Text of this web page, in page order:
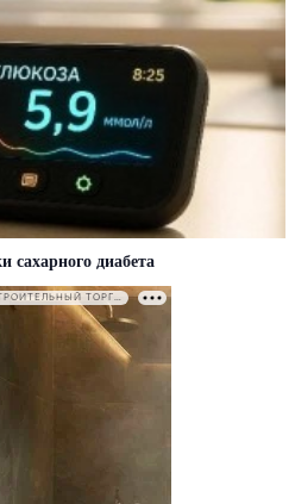
сахарного диабета
РЕКЛАМА • ООО СТРОИТЕЛЬНЫЙ ТОРГОВЫЙ ДОМ «ПЕТРОВИЧ». ИНН: 7802348846